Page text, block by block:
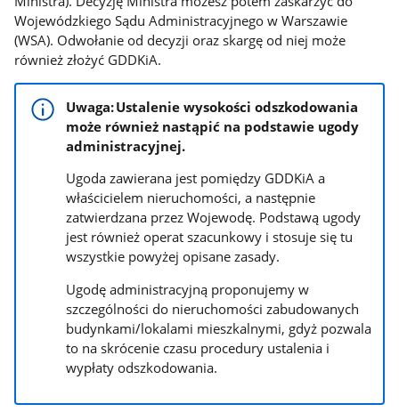
Wojewódzkiego Sądu Administracyjnego w Warszawie
(WSA). Odwołanie od decyzji oraz skargę od niej może
również złożyć GDDKiA.
Uwaga: Ustalenie wysokości odszkodowania
może również nastąpić na podstawie ugody
administracyjnej.
Ugoda zawierana jest pomiędzy GDDKiA a
właścicielem nieruchomości, a następnie
zatwierdzana przez Wojewodę. Podstawą ugody
jest również operat szacunkowy i stosuje się tu
wszystkie powyżej opisane zasady.
Ugodę administracyjną proponujemy w
szczególności do nieruchomości zabudowanych
budynkami/lokalami mieszkalnymi, gdyż pozwala
to na skrócenie czasu procedury ustalenia i
wypłaty odszkodowania.